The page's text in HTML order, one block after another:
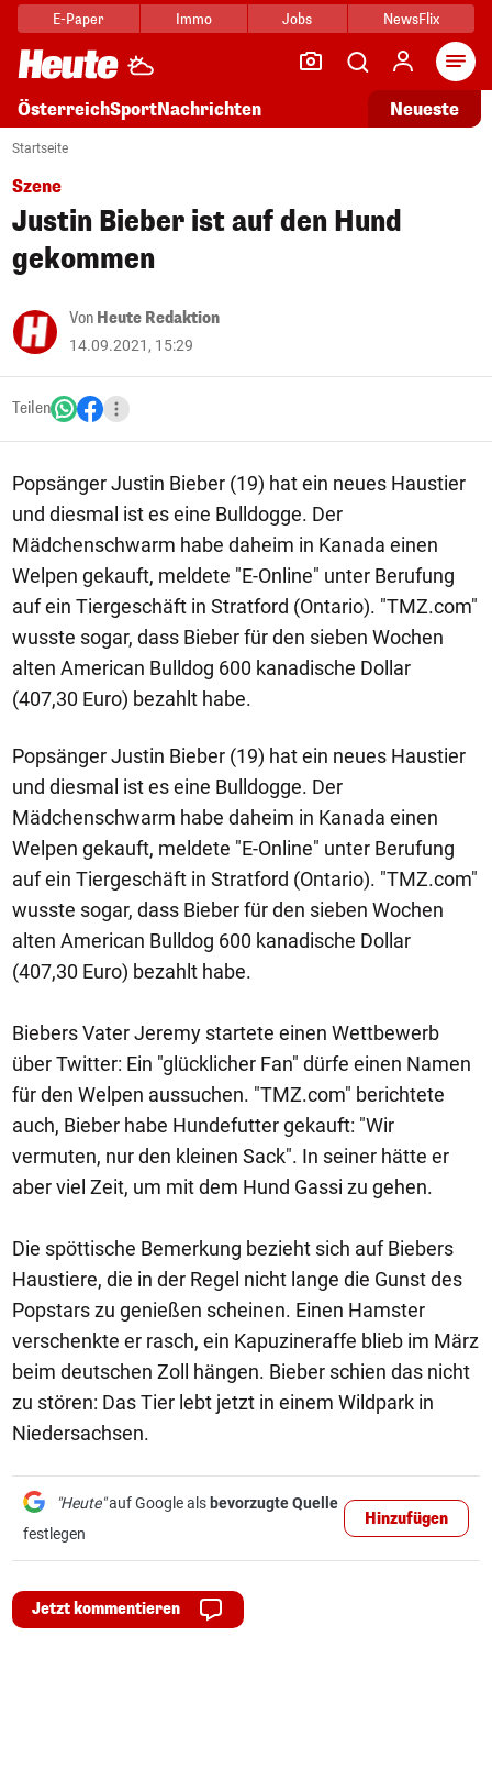
E-Paper Immo Jobs NewsFlix
ÖsterreichSportNachrichten Neueste
Startseite
Szene
Justin Bieber ist auf den Hund
gekommen
Von Heute Redaktion
14.09.2021, 15:29
Teilen
Popsänger Justin Bieber (19) hat ein neues Haustier
und diesmal ist es eine Bulldogge. Der
Mädchenschwarm habe daheim in Kanada einen
Welpen gekauft, meldete "E-Online" unter Berufung
auf ein Tiergeschäft in Stratford (Ontario). "TMZ.com"
wusste sogar, dass Bieber für den sieben Wochen
alten American Bulldog 600 kanadische Dollar
(407,30 Euro) bezahlt habe.
Popsänger Justin Bieber (19) hat ein neues Haustier
und diesmal ist es eine Bulldogge. Der
Mädchenschwarm habe daheim in Kanada einen
Welpen gekauft, meldete "E-Online" unter Berufung
auf ein Tiergeschäft in Stratford (Ontario). "TMZ.com"
wusste sogar, dass Bieber für den sieben Wochen
alten American Bulldog 600 kanadische Dollar
(407,30 Euro) bezahlt habe.
Biebers Vater Jeremy startete einen Wettbewerb
über Twitter: Ein "glücklicher Fan" dürfe einen Namen
für den Welpen aussuchen. "TMZ.com" berichtete
auch, Bieber habe Hundefutter gekauft: "Wir
vermuten, nur den kleinen Sack". In seiner hätte er
aber viel Zeit, um mit dem Hund Gassi zu gehen.
Die spöttische Bemerkung bezieht sich auf Biebers
Haustiere, die in der Regel nicht lange die Gunst des
Popstars zu genießen scheinen. Einen Hamster
verschenkte er rasch, ein Kapuzineraffe blieb im März
beim deutschen Zoll hängen. Bieber schien das nicht
zu stören: Das Tier lebt jetzt in einem Wildpark in
Niedersachsen.
"Heute"auf Google als bevorzugte Quelle
festlegen
Hinzufügen
Jetzt kommentieren